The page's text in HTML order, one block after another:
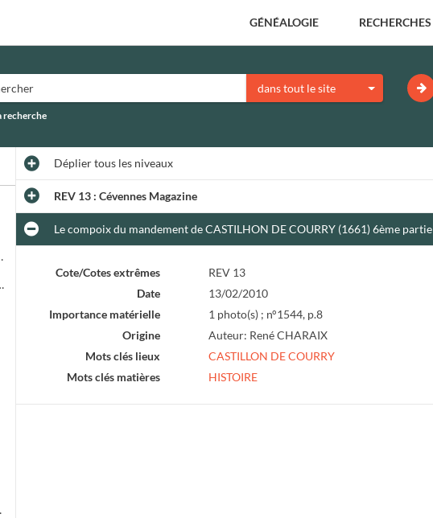
GÉNÉALOGIE RECHERCHES
dans tout le site
recherche
NIMES Métropole
Programme de la journée
halles de Bruèges
Dépliertous les niveaux
REV 13 : Cévennes Magazine
Le compoix du mandement de CASTILHON DE COURRY (1661) 6ème partie
Cote/Cotes extrêmes
REV 13
Date
13/02/2010
Importance matérielle
1 photo(s) ; n°1544, p.8
Origine
Auteur: René CHARAIX
Mots clés lieux
CASTILLON DE COURRY
Mots clés matières
HISTOIRE